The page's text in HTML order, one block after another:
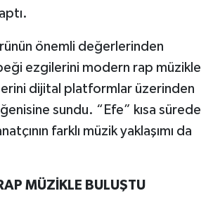
önemli değerlerinden
ezgilerini modern rap müzikle
dijital platformlar üzerinden
sundu. “Efe” kısa sürede
farklı müzik yaklaşımı da
MÜZİKLE BULUŞTU